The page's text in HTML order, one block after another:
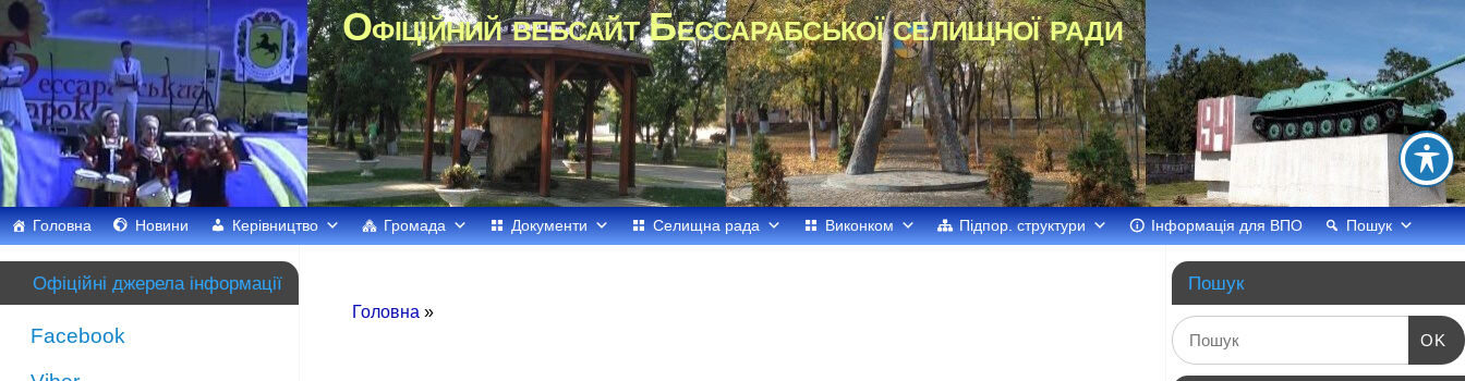
Офіційний вебсайт Бессарабської селищної ради
Головна Новини Керівництво Громада Документи Селищна рада Виконком Підпор. структури Інформація для ВПО Пошук
Головна »
Офіційні джерела інформації
Facebook
Пошук
OK